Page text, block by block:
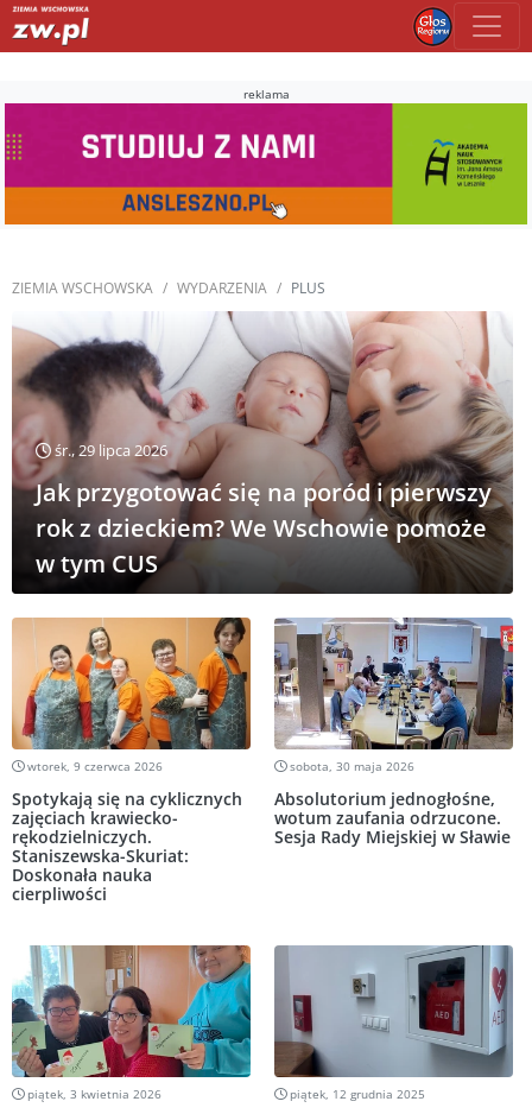
reklama
ZIEMIA WSCHOWSKA WYDARZENIA PLUS
śr., 29 lipca 2026
Jak przygotować się na poród i pierwszy
rok z dzieckiem? We Wschowie pomoże
w tym CUS
wtorek, 9 czerwca 2026
Spotykają się na cyklicznych
zajęciach krawiecko-
rękodzielniczych.
Staniszewska-Skuriat:
Doskonała nauka
cierpliwości
sobota, 30 maja 2026
Absolutorium jednogłośne,
wotum zaufania odrzucone.
Sesja Rady Miejskiej w Sławie
piątek, 3 kwietnia 2026 piątek, 12 grudnia 2025